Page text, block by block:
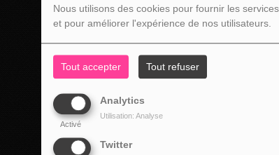
Nous utilisons des cookies pour fournir les
et pour améliorer l'expérience de nos utilisateurs.
Tout accepter Tout refuser
Analytics
Activé
Utilisation: Analyse
Twitter